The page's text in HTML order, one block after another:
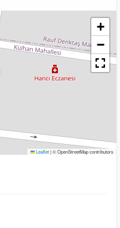
+
−
Leaflet|© OpenStreetMap contributors